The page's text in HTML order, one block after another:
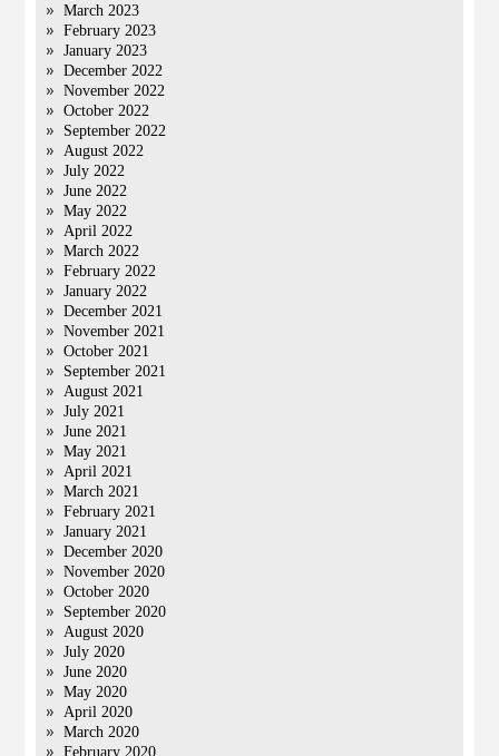
March 2023
February 2023
January 2023
December 2022
November 2022
October 2022
September 2022
August 2022
July 2022
June 2022
May 2022
April 2022
March 2022
February 2022
January 2022
December 2021
November 2021
October 2021
September 2021
August 2021
July 2021
June 2021
May 2021
April 2021
March 2021
February 2021
January 2021
December 2020
November 2020
October 2020
September 2020
August 2020
July 2020
June 2020
May 2020
April 2020
March 2020
February 2020